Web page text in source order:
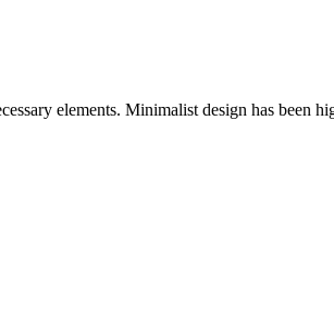
elements. Minimalist design has been